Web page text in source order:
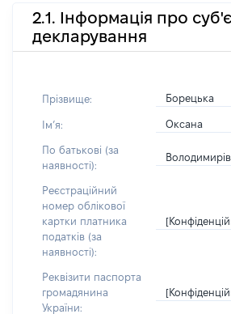
2.1. Інформація про
декларування
Прізвище: Борецька
Імʼя: Оксана
По батькові (за
наявності):
Реєстраційний
номер облікової
картки платника
податків (за
наявності):
Реквізити паспорта
громадянина
України: